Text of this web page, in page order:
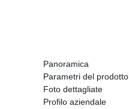
Panoramica
Parametri del prodotto
Foto dettagliate
Profilo aziendale